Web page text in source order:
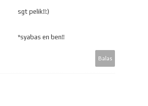
sgt pelik!!:)
*syabas en ben!!
Balas